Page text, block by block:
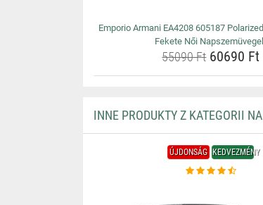
Emporio Armani EA4208 605187
Fekete Női
55090 Ft60690 Ft
INNE PRODUKTY Z KATEGORII
ÚJDONSÁG KEDVEZMÉNY